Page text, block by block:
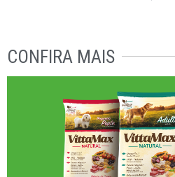
CONFIRA MAIS